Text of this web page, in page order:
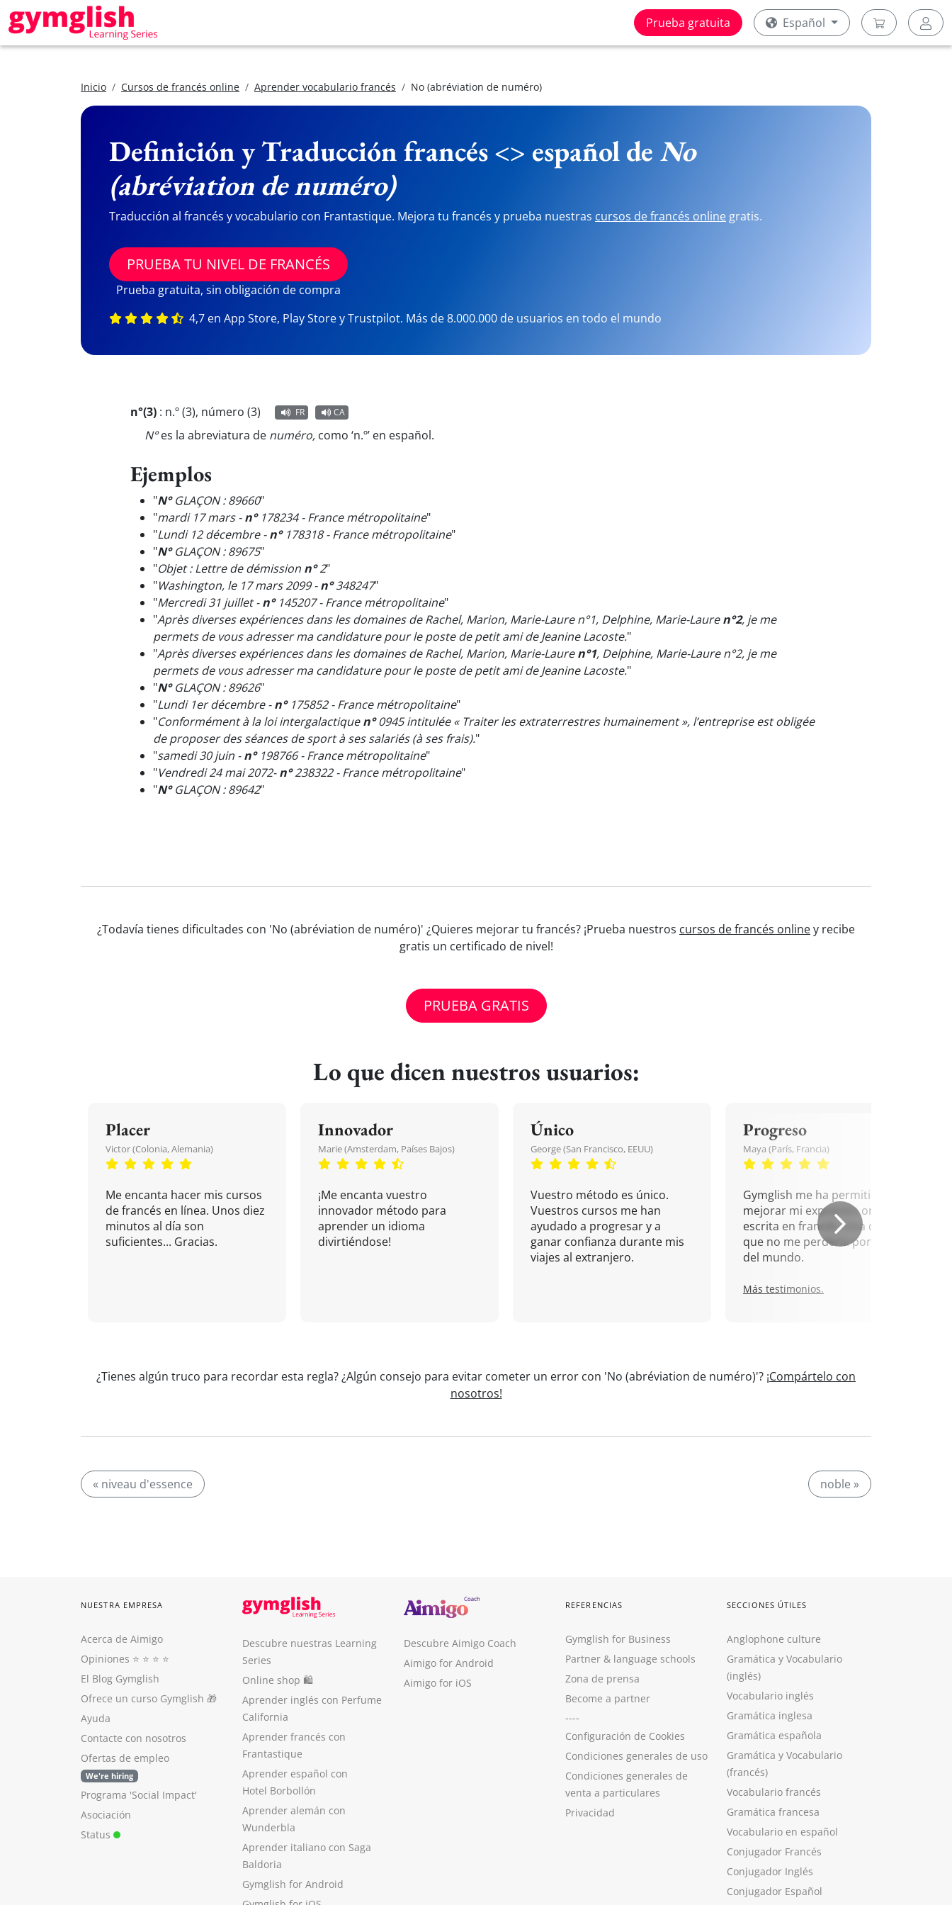
Prueba gratuita Español
Inicio Cursos de francés online Aprender vocabulario francés No (abréviation de numéro)
Definición y Traducción francés <> español de No
(abréviation de numéro)
Traducción al francés y vocabulario con Frantastique. Mejora tu francés y prueba nuestras cursos de francés online gratis.
PRUEBA TU NIVEL DE FRANCÉS
Prueba gratuita, sin obligación de compra
4,7 en App Store, Play Store y Trustpilot. Más de 8.000.000 de usuarios en todo el mundo
n°(3) : n.º (3), número (3) FR CA
N°es la abreviatura de numéro, como ‘n.º’ en español.
Ejemplos
"N°GLAÇON : 89660"
"mardi 17 mars -n°178234 - France métropolitaine"
"Lundi 12 décembre -n°178318 - France métropolitaine"
"N°GLAÇON : 89675"
"Objet : Lettre de démission n°2"
"Washington, le 17 mars 2099 -n°348247"
"Mercredi 31 juillet -n°145207 - France métropolitaine"
"Après diverses expériences dans les domaines de Rachel, Marion, Marie-Laure n°1, Delphine, Marie-Lauren°2, je me
permets de vous adresser ma candidature pour le poste de petit ami de Jeanine Lacoste."
"Après diverses expériences dans les domaines de Rachel, Marion, Marie-Lauren°1, Delphine, Marie-Laure n°2, je me
permets de vous adresser ma candidature pour le poste de petit ami de Jeanine Lacoste."
"N°GLAÇON : 89626"
"Lundi 1er décembre -n°175852 - France métropolitaine"
"Conformément à la loi intergalactiquen°0945 intitulée « Traiter les extraterrestres humainement », l’entreprise est obligée
de proposer des séances de sport à ses salariés (à ses frais)."
"samedi 30 juin -n°198766 - France métropolitaine"
"Vendredi 24 mai 2072-n°238322 - France métropolitaine"
"N°GLAÇON : 89642"
¿Todavía tienes dificultades con 'No (abréviation de numéro)' ¿Quieres mejorar tu francés? ¡Prueba nuestros cursos de francés onliney recibe
gratis un certificado de nivel!
PRUEBA GRATIS
Lo que dicen nuestros usuarios:
Placer
Victor (Colonia, Alemania)
Me encanta hacer mis cursos
de francés en línea. Unos diez
minutos al día son
suficientes... Gracias.
Innovador
Marie (Amsterdam, Países Bajos)
¡Me encanta vuestro
innovador método para
aprender un idioma
divirtiéndose!
Único
George (San Francisco, EEUU)
Vuestro método es único.
Vuestros cursos me han
ayudado a progresar y a
ganar confianza durante mis
viajes al extranjero.
Progreso
Maya (París, Francia)
Gymglish me ha permitido
mejorar mi expresión oral y
escrita en francés. Una cita
que no me perdería por nada
del mundo.
Más testimonios.
¿Tienes algún truco para recordar esta regla? ¿Algún consejo para evitar cometer un error con 'No (abréviation de numéro)'? ¡Compártelo con
nosotros!
« niveau d'essence noble »
NUESTRA EMPRESA
Acerca de Aimigo
Opiniones ⭐️ ⭐️ ⭐️ ⭐️
El Blog Gymglish
Ofrece un curso Gymglish 🎁
Ayuda
Contacte con nosotros
Ofertas de empleo
We're hiring
Programa 'Social Impact'
Asociación
Status
Descubre nuestras Learning
Series
Online shop 🛍
Aprender inglés con Perfume
California
Aprender francés con
Frantastique
Aprender español con
Hotel Borbollón
Aprender alemán con
Wunderbla
Aprender italiano con Saga
Baldoria
Gymglish for Android
Descubre Aimigo Coach
Aimigo for Android
Aimigo for iOS
REFERENCIAS
Gymglish for Business
Partner & language schools
Zona de prensa
Become a partner
----
Configuración de Cookies
Condiciones generales de uso
Condiciones generales de
venta a particulares
Privacidad
SECCIONES ÚTILES
Anglophone culture
Gramática y Vocabulario
(inglés)
Vocabulario inglés
Gramática inglesa
Gramática española
Gramática y Vocabulario
(francés)
Vocabulario francés
Gramática francesa
Vocabulario en español
Conjugador Francés
Conjugador Inglés
Conjugador Español